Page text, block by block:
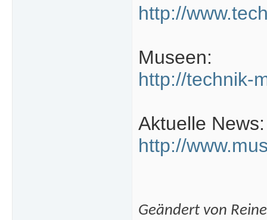
http://
Museen:
http://technik-
Aktuelle News:
http://
Geändert von